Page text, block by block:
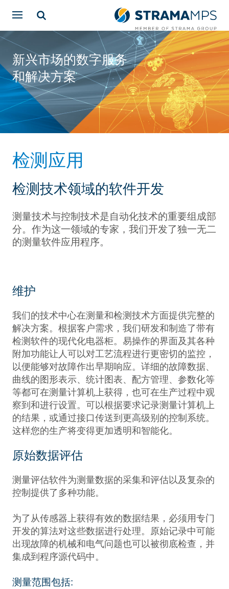
新兴市场的数字服务
和解决方案
检测应用
检测技术领域的软件开发
测量技术与控制技术是自动化技术的重要组成部
分。作为这一领域的专家，我们开发了独一无二
的测量软件应用程序。
维护
我们的技术中心在测量和检测技术方面提供完整的
解决方案。根据客户需求，我们研发和制造了带有
检测软件的现代化电器柜。易操作的界面及其各种
附加功能让人可以对工艺流程进行更密切的监控，
以便能够对故障作出早期响应。详细的故障数据、
曲线的图形表示、统计图表、配方管理、参数化等
等都可在测量计算机上获得，也可在生产过程中观
察到和进行设置。可以根据要求记录测量计算机上
的结果，或通过接口传送到更高级别的控制系统。
这样您的生产将变得更加透明和智能化。
原始数据评估
测量评估软件为测量数据的采集和评估以及复杂的
控制提供了多种功能。
为了从传感器上获得有效的数据结果，必须用专门
开发的算法对这些数据进行处理。原始记录中可能
出现故障的机械和电气问题也可以被彻底检查，并
集成到程序源代码中。
测量范围包括: